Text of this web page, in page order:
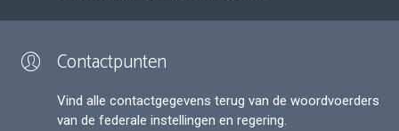
Contactpunten
Vind alle contactgegevens terug van de woordvoerders
van de federale instellingen en regering.